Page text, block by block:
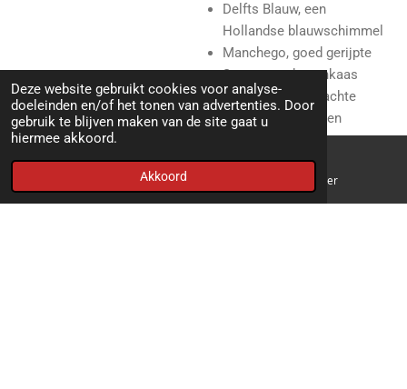
Deze website gebruikt cookies voor analyse-
doeleinden en/of het tonen van advertenties. Door
gebruik te blijven maken van de site gaat u
hiermee akkoord.
Akkoord
Delfts Blauw, een
Hollandse blauwschimmel
Manchego, goed gerijpte
Spaanse schapenkaas
Chevre naturel, zachte
geitenkaas met een
witschimmelkorst
Telefoonnummer